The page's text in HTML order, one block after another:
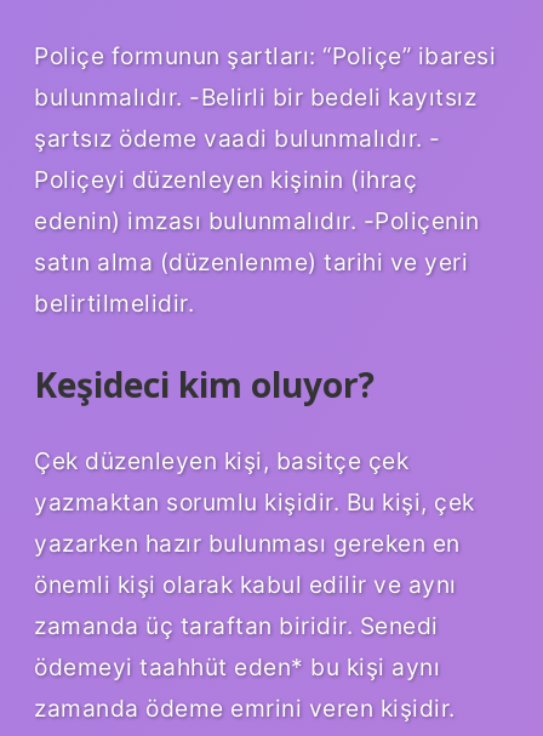
Poliçe formunun şartları: “Poliçe” ibaresi
bulunmalıdır. -Belirli bir bedeli kayıtsız
şartsız ödeme vaadi bulunmalıdır. -
Poliçeyi düzenleyen kişinin (ihraç
edenin) imzası bulunmalıdır. -Poliçenin
satın alma (düzenlenme) tarihi ve yeri
belirtilmelidir.
Keşideci kim oluyor?
Çek düzenleyen kişi, basitçe çek
yazmaktan sorumlu kişidir. Bu kişi, çek
yazarken hazır bulunması gereken en
önemli kişi olarak kabul edilir ve aynı
zamanda üç taraftan biridir. Senedi
ödemeyi taahhüt eden* bu kişi aynı
zamanda ödeme emrini veren kişidir.